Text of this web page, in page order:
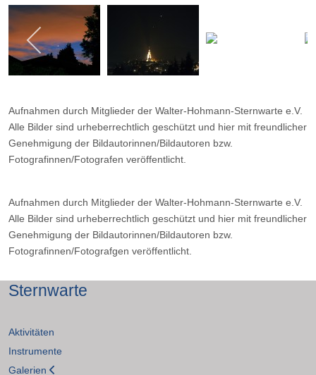
Belichtungszeit: 6 Sekunden
Filter: ---
Ort: Mülheim (Ruhr)
Datum: 08.05.2010
Aufnahmen durch Mitglieder der Walter-Hohmann-Sternwarte e.V.
Alle Bilder sind urheberrechtlich geschützt und hier mit freundlicher
Genehmigung der Bildautorinnen/Bildautoren bzw.
Fotografinnen/Fotografen veröffentlicht.
Aufnahmen durch Mitglieder der Walter-Hohmann-Sternwarte e.V.
Alle Bilder sind urheberrechtlich geschützt und hier mit freundlicher
Genehmigung der Bildautorinnen/Bildautoren bzw.
Fotografinnen/Fotografgen veröffentlicht.
Sternwarte
Aktivitäten
Instrumente
Galerien